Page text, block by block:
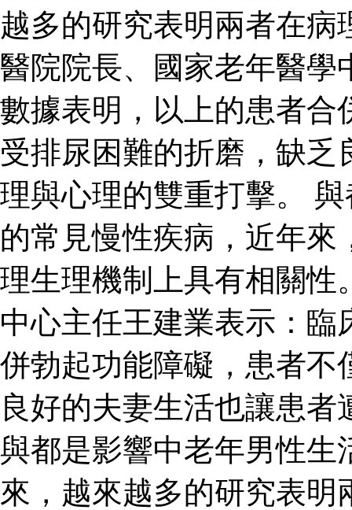
越多的研究表明兩者在
醫院院長、國家老年醫學
數據表明，以上的患者合
受排尿困難的折磨，缺
理與心理的雙重打擊。
的常見慢性疾病，近年
理生理機制上具有相關性
中心主任王建業表示：
併勃起功能障礙，患者不
良好的夫妻生活也讓患
與都是影響中老年男性生
來，越來越多的研究表